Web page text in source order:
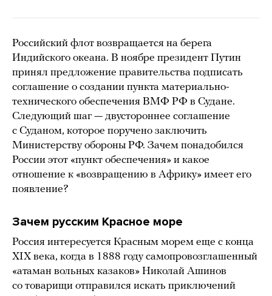
Российский флот возвращается на берега
Индийского океана. В ноябре президент Путин
принял предложение правительства подписать
соглашение о создании пункта материально-
технического обеспечения ВМФ РФ в Судане.
Следующий шаг — двустороннее соглашение
с Суданом, которое поручено заключить
Министерству обороны РФ. Зачем понадобился
России этот «пункт обеспечения» и какое
отношение к «возвращению в Африку» имеет его
появление?
Зачем русским Красное море
Россия интересуется Красным морем еще с конца
XIX века, когда в 1888 году самопровозглашенный
«атаман вольных казаков» Николай Ашинов
со товарищи отправился искать приключений